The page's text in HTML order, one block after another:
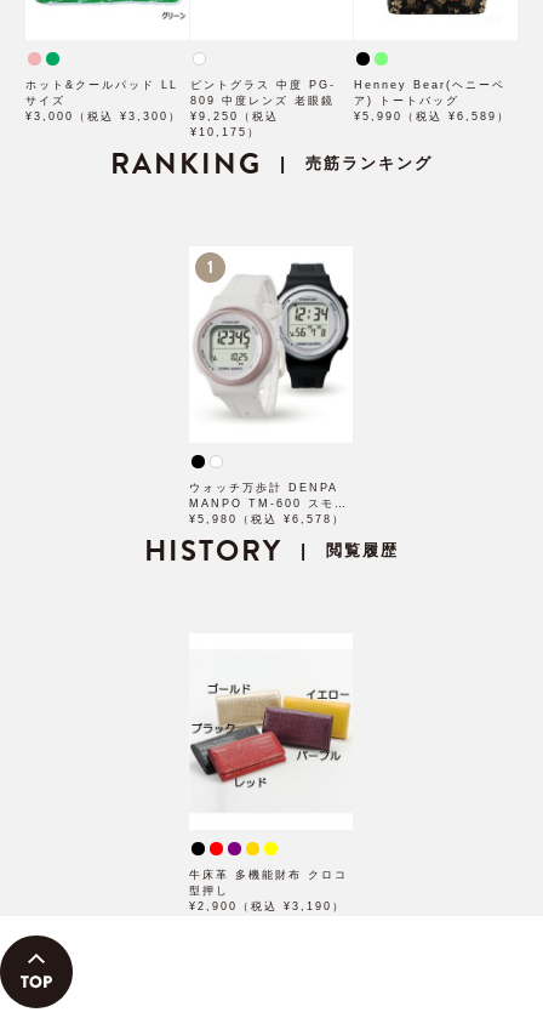
ホット&クールパッド LL
サイズ
¥3,000（税込 ¥3,300）
ピントグラス 中度 PG-
809 中度レンズ 老眼鏡
¥9,250（税込
¥10,175）
Henney Bear(ヘニーベ
ア) トートバッグ
¥5,990（税込 ¥6,589）
RANKING | 売筋ランキング
1
ウォッチ万歩計 DENPA
MANPO TM-600 スモー
ルモデル
¥5,980（税込 ¥6,578）
HISTORY | 閲覧履歴
牛床革 多機能財布 クロコ
型押し
¥2,900（税込 ¥3,190）